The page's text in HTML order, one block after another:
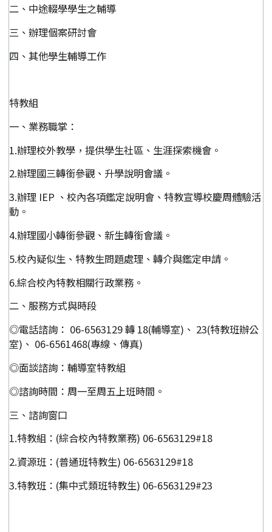
二、中途輟學學生之輔導
三、辦理個案研討會
四、其他學生輔導工作
特教組
一、業務職掌：
1.辦理校外教學，提供學生社區、生涯探索機會。
2.辦理國三轉銜參觀、升學說明會議。
3.辦理 IEP 、校內各項鑑定說明會、特教宣導校慶周體驗活
動。
4.辦理國小轉銜參觀、新生轉銜會議。
5.校內疑似生、特教生問題處理、轉介與鑑定申請。
6.綜合校內特教相關行政業務。
二、服務方式與時段
◎電話諮詢： 06-6563129 轉 18(輔導室)、 23(特教班辦公
室)、 06-6561468(專線、傳真)
◎面談諮詢：輔導室特教組
◎諮詢時間：周一至周五上班時間。
三、諮詢窗口
1.特教組：(綜合校內特教業務) 06-6563129#18
2.資源班：(普通班特教生) 06-6563129#18
3.特教班：(集中式類班特教生) 06-6563129#23